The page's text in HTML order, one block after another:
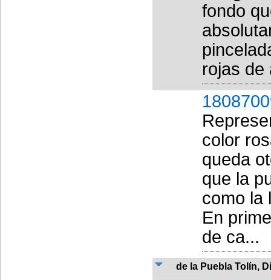
fondo
rojas de
color
queda
que la
como la
En
de ca...
de la Puebla Tolín,